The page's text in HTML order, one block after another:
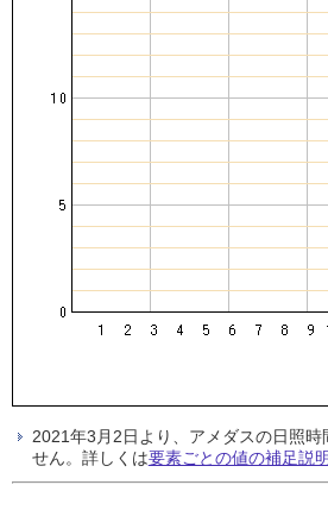
2021年3月2日より、アメダスの日照
せん。詳しくは要素ごとの値の補足説